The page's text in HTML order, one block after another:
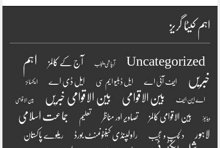
اہم کیٹا گریز
Uncategorized آبپاشی پنجاب آج کے کالمز
اہم
خبریں
ایف آئی اے ایل ڈبلیو ایم سی ایل ڈی اے ایکسائز
اے این ایف بین الاقوامی بین الاقوامی خبریں بین الاقوامی
ویڈیوز بین الاقوامی کالمز تصاویر اور مناظر تعلیم
جماعت اسلامی
لاہور
دلچسپ و عجیب راولپنڈی کینٹونمنٹ بورڈ ریلوے پاکستان